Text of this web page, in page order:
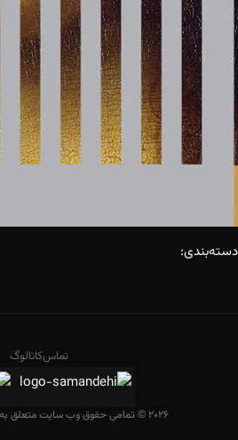
دسته‌بندی:
تماسکاتالوگ
2026 © تمامی حقوق وب سایت متعلق به انتشارات علمی است.